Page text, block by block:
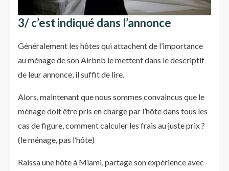
3/ c’est indiqué dans l’annonce
Généralement les hôtes qui attachent de l’importance
au ménage de son Airbnb le mettent dans le descriptif
de leur annonce, il suffit de lire.
Alors, maintenant que nous sommes convaincus que le
ménage doit être pris en charge par l’hôte dans tous les
cas de figure, comment calculer les frais au juste prix ?
(le ménage, pas l’hôte)
Raissa une hôte à Miami, partage son expérience avec